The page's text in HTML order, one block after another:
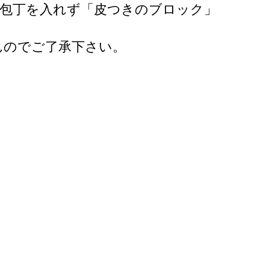
を入れず「皮つきのブロック」
でご了承下さい。